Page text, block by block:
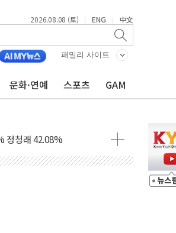
2026.08.08 (토) | ENG | 中文
패밀리 사이트
문화·연예 스포츠 GAM
피해·통제구간 없어
45.42% vs 鄭 44.56%
vs 42.08%
43.27% 송영길 11.63%
래 39.89% 송영길 7.47%
한 비 이어져